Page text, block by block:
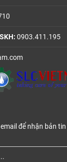
0903.411.195
để nhận bản